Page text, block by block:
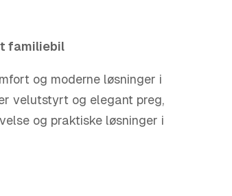
familiebil
og moderne løsninger i
velutstyrt og elegant preg,
og praktiske løsninger i